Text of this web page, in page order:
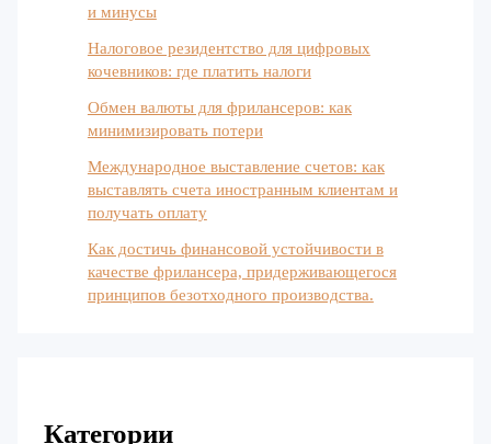
и минусы
Налоговое резидентство для цифровых
кочевников: где платить налоги
Обмен валюты для фрилансеров: как
минимизировать потери
Международное выставление счетов: как
выставлять счета иностранным клиентам и
получать оплату
Как достичь финансовой устойчивости в
качестве фрилансера, придерживающегося
принципов безотходного производства.
Категории